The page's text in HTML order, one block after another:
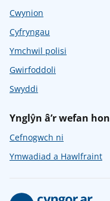
Cwynion
Cyfryngau
Ymchwil polisi
Gwirfoddoli
Swyddi
Ynglŷn â’r wefan hon
Cefnogwch ni
Ymwadiad a Hawlfraint